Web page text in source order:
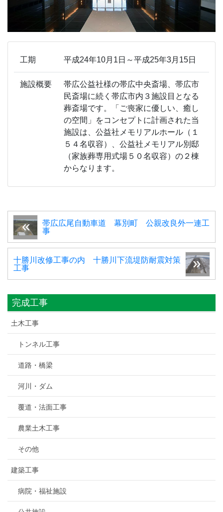
工期 平成24年10月1日～平成25年3月15日
施設概要
帯広公益社様の帯広中央斎場、帯広市
民斎場に続く帯広市内３施設目となる
葬斎場です。「ご喪家に優しい、癒し
の空間」をコンセプトに計画された当
施設は、公益社メモリアルホール（１
５４名収容）、公益社メモリアル別邸
（家族葬専用式場５０名収容）の２棟
からなります。
帯広広尾自動車道 幕別町 公親改良外一連工
事
十勝川改修工事の内 十勝川下流堤防耐震対策
工事
完成工事
土木工事
トンネル工事
道路・橋梁
河川・ダム
覆道・法面工事
農業土木工事
その他
建築工事
病院・福祉施設